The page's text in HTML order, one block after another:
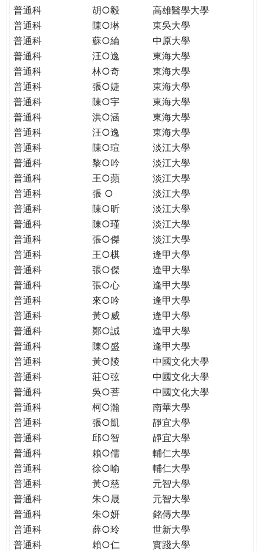
THE
PATH
GLOBAL
CITIZENSHIP
普通科
胡○毅
高雄醫學大學
普通科
陳○琳
東吳大學
普通科
蘇○綸
中原大學
普通科
汪○逸
東海大學
普通科
林○奇
東海大學
普通科
張○婕
東海大學
普通科
陳○宇
東海大學
普通科
洪○涵
東海大學
普通科
汪○逸
東海大學
普通科
陳○瑄
淡江大學
普通科
黎○吟
淡江大學
普通科
王○蘋
淡江大學
普通科
張 ○
淡江大學
普通科
陳○昕
淡江大學
普通科
陳○瑾
淡江大學
普通科
張○傑
淡江大學
普通科
王○棋
逢甲大學
普通科
張○傑
逢甲大學
普通科
張○心
逢甲大學
普通科
來○吟
逢甲大學
普通科
黃○威
逢甲大學
普通科
鄭○誠
逢甲大學
普通科
陳○盛
逢甲大學
普通科
黃○陵
中國文化大學
普通科
莊○弦
中國文化大學
普通科
吳○菩
中國文化大學
普通科
柯○瀚
南華大學
普通科
張○凱
靜宜大學
普通科
邱○智
靜宜大學
普通科
賴○儒
輔仁大學
普通科
徐○喻
輔仁大學
普通科
黃○慈
元智大學
普通科
朱○晟
元智大學
普通科
朱○妍
銘傳大學
普通科
薛○玲
世新大學
普通科
賴○仁
實踐大學